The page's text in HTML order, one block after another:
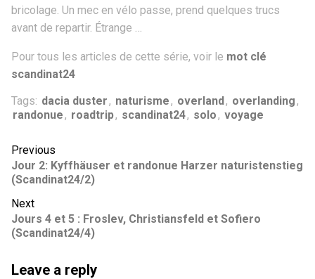
bricolage. Un mec en vélo passe, prend quelques trucs
avant de repartir. Étrange …
Pour tous les articles de cette série, voir le mot clé
scandinat24
Tags: dacia duster, naturisme, overland, overlanding,
randonue, roadtrip, scandinat24, solo, voyage
Previous
Jour 2: Kyffhäuser et randonue Harzer naturistenstieg
(Scandinat24/2)
Next
Jours 4 et 5 : Froslev, Christiansfeld et Sofiero
(Scandinat24/4)
Leave a reply